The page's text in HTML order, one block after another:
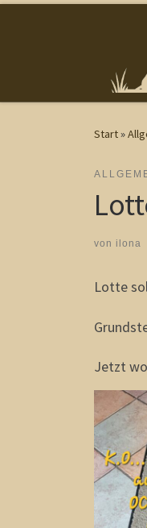
Start»
von ilona
Lotte
Jetzt